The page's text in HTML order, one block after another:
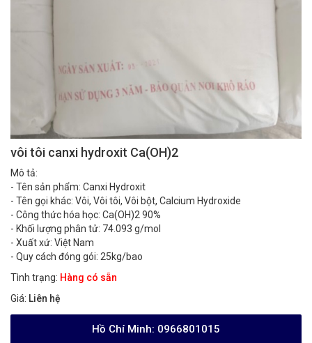
vôi tôi canxi hydroxit Ca(OH)2
Mô tả:
- Tên sản phẩm: Canxi Hydroxit
- Tên gọi khác: Vôi, Vôi tôi, Vôi bột, Calcium Hydroxide
- Công thức hóa học: Ca(OH)2 90%
- Khối lượng phân tử: 74.093 g/mol
- Xuất xứ: Việt Nam
- Quy cách đóng gói: 25kg/bao
Tình trạng: Hàng có sẵn
Giá: Liên hệ
Hồ Chí Minh: 0966801015